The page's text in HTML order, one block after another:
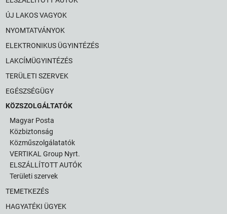
ÚJ LAKOS VAGYOK
NYOMTATVÁNYOK
ELEKTRONIKUS ÜGYINTÉZÉS
LAKCÍMÜGYINTÉZÉS
TERÜLETI SZERVEK
EGÉSZSÉGÜGY
KÖZSZOLGÁLTATÓK
Magyar Posta
Közbiztonság
Közműszolgálatatók
VERTIKAL Group Nyrt.
ELSZÁLLÍTOTT AUTÓK
Területi szervek
TEMETKEZÉS
HAGYATÉKI ÜGYEK